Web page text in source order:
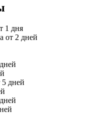
1 дня
от 2 дней
5 дней